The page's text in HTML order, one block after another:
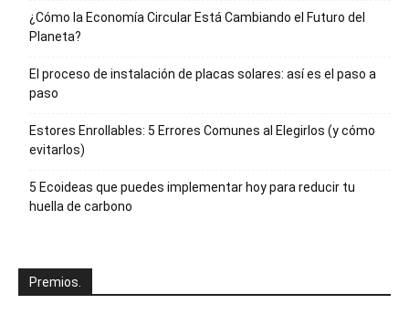
¿Cómo la Economía Circular Está Cambiando el Futuro del
Planeta?
El proceso de instalación de placas solares: así es el paso a
paso
Estores Enrollables: 5 Errores Comunes al Elegirlos (y cómo
evitarlos)
5 Ecoideas que puedes implementar hoy para reducir tu
huella de carbono
Premios.